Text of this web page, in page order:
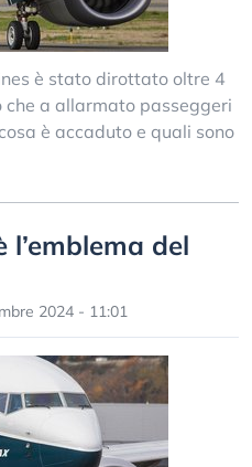
è stato dirottato oltre 4
che a allarmato passeggeri
è accaduto e quali sono
l’emblema del
2024 - 11:01